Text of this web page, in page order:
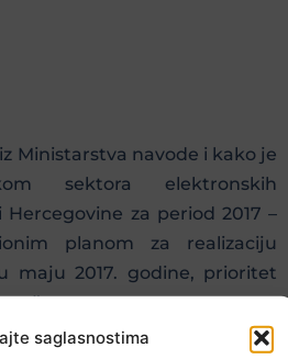
saglasnostima
Ministarstva navode i kako je
sektora elektronskih
za period 2017 –
planom za realizaciju
maju 2017. godine, prioritet